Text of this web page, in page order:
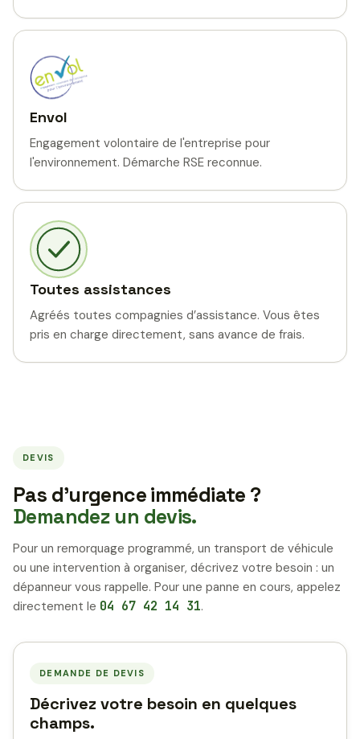
Envol
Engagement volontaire de l'entreprise pour
l'environnement. Démarche RSE reconnue.
Toutes assistances
Agréés toutes compagnies d’assistance. Vous êtes
pris en charge directement, sans avance de frais.
DEVIS
Pas d’urgence immédiate ?
Demandez un devis.
Pour un remorquage programmé, un transport de véhicule
ou une intervention à organiser, décrivez votre besoin : un
dépanneur vous rappelle. Pour une panne en cours, appelez
directement le 04 67 42 14 31.
DEMANDE DE DEVIS
Décrivez votre besoin en quelques
champs.